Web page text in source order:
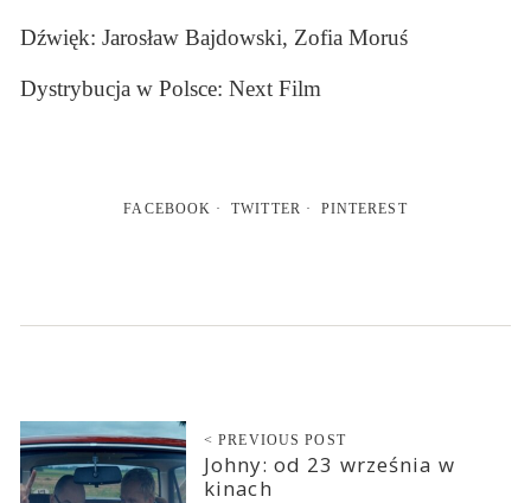
Dźwięk: Jarosław Bajdowski, Zofia Moruś
Dystrybucja w Polsce: Next Film
FACEBOOK TWITTER PINTEREST
< PREVIOUS POST
Johny: od 23 września w
kinach